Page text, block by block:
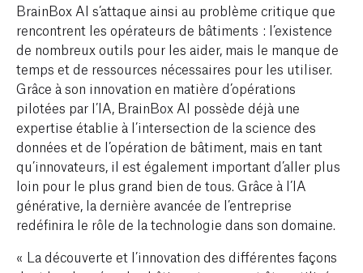
BrainBox AI s’attaque ainsi au problème critique que
rencontrent les opérateurs de bâtiments : l’existence
de nombreux outils pour les aider, mais le manque de
temps et de ressources nécessaires pour les utiliser.
Grâce à son innovation en matière d’opérations
pilotées par l’IA, BrainBox AI possède déjà une
expertise établie à l’intersection de la science des
données et de l’opération de bâtiment, mais en tant
qu’innovateurs, il est également important d’aller plus
loin pour le plus grand bien de tous. Grâce à l’IA
générative, la dernière avancée de l’entreprise
redéfinira le rôle de la technologie dans son domaine.
« La découverte et l’innovation des différentes façons